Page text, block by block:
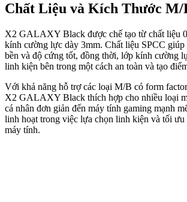
Chất Liệu và Kích Thước
X2 GALAXY Black được chế tạo từ chất liệu
kính cường lực dày 3mm. Chất liệu SPCC giúp
bền và độ cứng tốt, đồng thời, lớp kính cường
linh kiện bên trong một cách an toàn và tạo
Với khả năng hỗ trợ các loại M/B có form
X2 GALAXY Black thích hợp cho nhiều loại
cá nhân đơn giản đến máy tính gaming mạnh
linh hoạt trong việc lựa chọn linh kiện và tối ưu
máy tính.